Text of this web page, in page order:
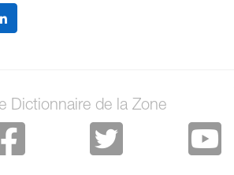
Dictionnaire de la Zone